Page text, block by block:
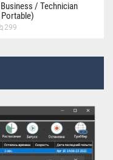
/ Technician
299